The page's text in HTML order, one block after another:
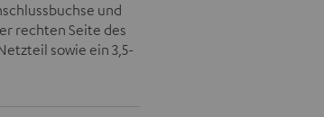
und
rechten Seite des
sowie ein 3,5-